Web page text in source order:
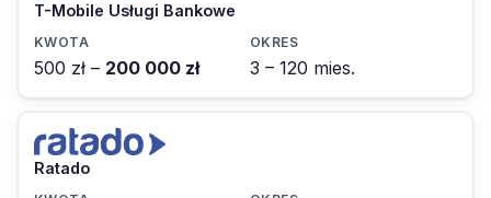
T-Mobile Usługi Bankowe
500 zł – 200 000 zł 3 – 120 mies.
Ratado